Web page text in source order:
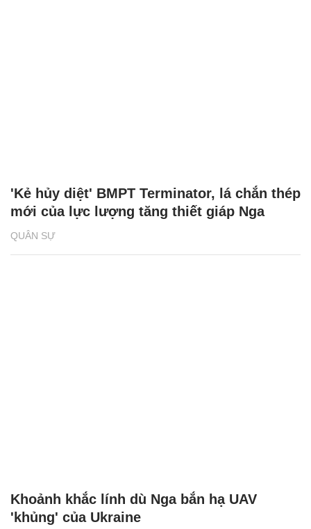
QUÂN SỰ
'Kẻ hủy diệt' BMPT Terminator, lá chắn thép
mới của lực lượng tăng thiết giáp Nga
Khoảnh khắc lính dù Nga bắn hạ UAV
'khủng' của Ukraine